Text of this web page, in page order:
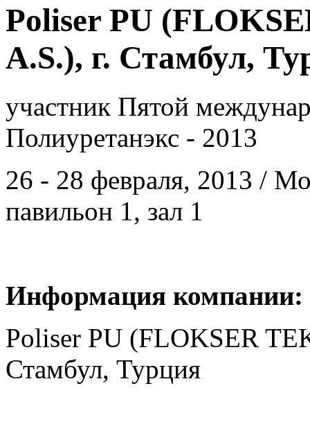
Poliser PU
A.S.), г. Стамбул,
участник Пятой
Полиуретанэкс - 2013
26 - 28 февраля, 2013 /
павильон 1, зал 1
Информация компании:
Poliser PU (FLOKSER
Стамбул, Турция